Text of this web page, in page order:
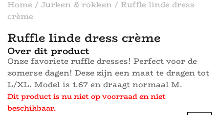
Home / Jurken & rokken / Ruffle linde dress
crème
Ruffle linde dress crème
Over dit product
Onze favoriete ruffle dresses! Perfect voor de
zomerse dagen! Deze zijn een maat te dragen tot
L/XL. Model is 1.67 en draagt normaal M.
Dit product is nu niet op voorraad en niet
beschikbaar.